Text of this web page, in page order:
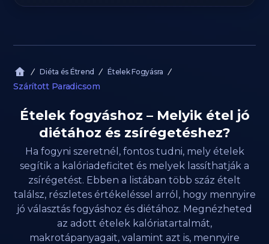
Diéta és Étrend Ételek Fogyásra
Szárított Paradicsom
Ételek fogyáshoz – Melyik étel jó
diétához és zsírégetéshez?
Ha fogyni szeretnél, fontos tudni, mely ételek
segítik a kalóriadeficitet és melyek lassíthatják a
zsírégetést. Ebben a listában több száz ételt
találsz, részletes értékeléssel arról, hogy mennyire
jó választás fogyáshoz és diétához. Megnézheted
az adott ételek kalóriatartalmát,
makrotápanyagait, valamint azt is, mennyire